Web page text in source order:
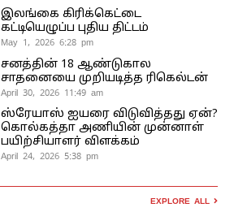
இலங்கை கிரிக்கெட்டை
கட்டியெழுப்ப புதிய திட்டம்
May 1, 2026 6:28 pm
சனத்தின் 18 ஆண்டுகால
சாதனையை முறியடித்த ரிகெல்டன்
April 30, 2026 11:49 am
ஸ்ரேயாஸ் ஐயரை விடுவித்தது ஏன்?
கொல்கத்தா அணியின் முன்னாள்
பயிற்சியாளர் விளக்கம்
April 24, 2026 5:38 pm
EXPLORE ALL